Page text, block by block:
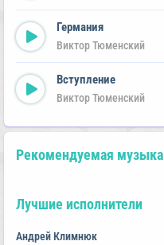
Германия
Виктор Тюменский
Вступление
Виктор Тюменский
Рекомендуемая музыка
Лучшие исполнители
Андрей Климнюк